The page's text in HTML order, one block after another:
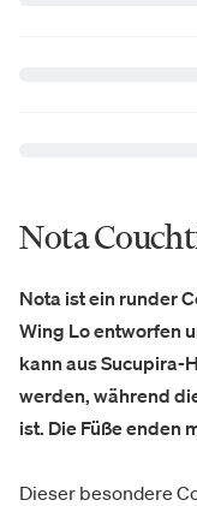
Nota
Nota ist ein runder
Wing Lo entworfen
kann aus Sucupira-
werden, während
ist. Die Füße enden
Dieser besondere